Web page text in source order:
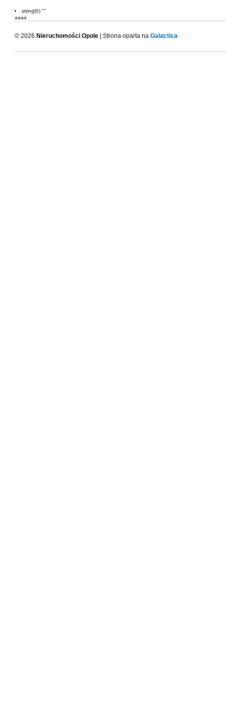
string(0) ""
aaaa
© 2026 Nieruchomości Opole | Strona oparta na Galactica